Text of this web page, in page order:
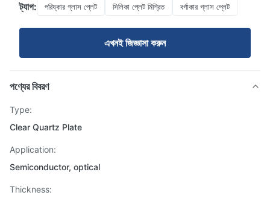
ট্যাগ: পরিষ্কার গ্লাস প্লেট সিলিকা প্লেট মিশ্রিত বর্গাকার গ্লাস প্লেট
এখনই জিজ্ঞাসা করুন
পণ্যের বিবরণ
Type:
Clear Quartz Plate
Application:
Semiconductor, optical
Thickness: